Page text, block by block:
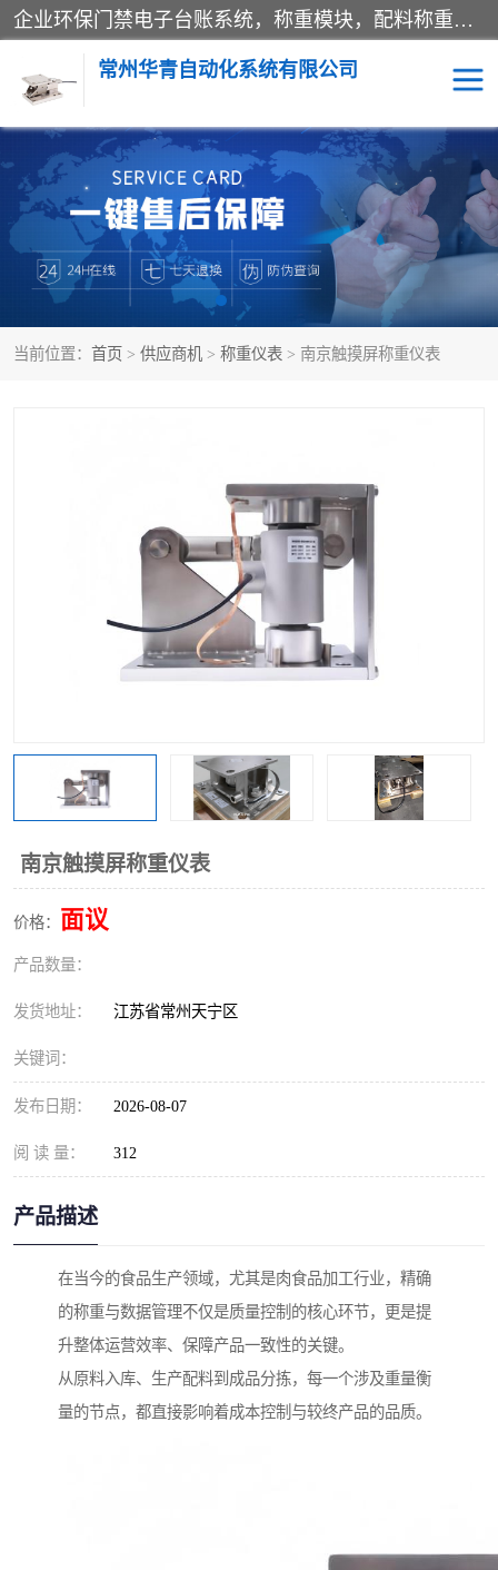
企业环保门禁电子台账系统，称重模块，配料称重系统,称重模块厂家,地磅称重系统,检重秤厂家 常州华青自动化主营：称重模块、无人值守称重系统、配料称重系统、地磅称重系统、检重秤、托利多称重模块等产品。各种称重软件，移动源环保门禁电子台账系统软件。 常州华青自动化系统有限公司7*24的电话支持服务、项目现场开发服务、新功能定制研发服务，产品培训、远程维护，现场安装调试工程等。
常州华青自动化系统有限公司
当前位置： 首页 > 供应商机 > 称重仪表 > 南京触摸屏称重仪表
南京触摸屏称重仪表
价格： 面议
产品数量：
发货地址： 江苏省常州天宁区
关键词：
发布日期： 2026-08-07
阅 读 量： 312
产品描述
在当今的食品生产领域，尤其是肉食品加工行业，精确
的称重与数据管理不仅是质量控制的核心环节，更是提
升整体运营效率、保障产品一致性的关键。
从原料入库、生产配料到成品分拣，每一个涉及重量衡
量的节点，都直接影响着成本控制与较终产品的品质。
称重模块 称重仪表
手工配料系统 屠宰管理软件
自动化配料系统 称重贴标机
屠宰轨道秤 检重秤